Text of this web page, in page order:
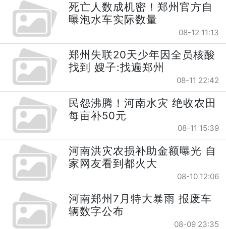
死亡人数成机密！郑州官方自
曝泡水车实际数量
08-12 11:13
郑州失联20天少年因全员核酸
找到 嫂子:找遍郑州
08-11 22:42
民怨沸腾！河南水灾 绝收农田
每亩补50元
08-11 15:39
河南洪灾农损补助金额曝光 自
家网友看到都火大
08-10 12:06
河南郑州7月特大暴雨 报废车
辆数字公布
08-09 23:35